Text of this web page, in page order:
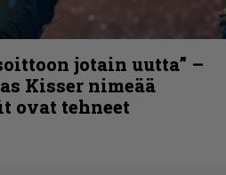
jotain uutta” –
Kisser nimeää
ovat tehneet